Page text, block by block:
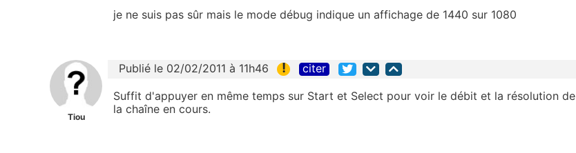
je ne suis pas sûr mais le mode débug indique un affichage de 1440 sur 1080
Tiou
Publié le 02/02/2011 à 11h46 ! citer
Suffit d'appuyer en même temps sur Start et Select pour voir le débit et la résolution de
la chaîne en cours.